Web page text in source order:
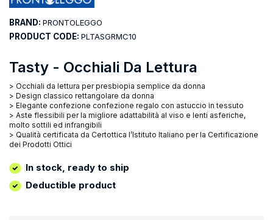
Tasty - Occhiali Da Lettura
> Occhiali da lettura per presbiopia semplice da donna
> Design classico rettangolare da donna
> Elegante confezione confezione regalo con astuccio in tessuto
> Aste flessibili per la migliore adattabilità al viso e lenti asferiche,
molto sottili ed infrangibili
> Qualità certificata da Certottica l’Istituto Italiano per la Certificazione
dei Prodotti Ottici
In stock, ready to ship
Deductible product
BRAND: PRONTOLEGGO
PRODUCT CODE: PLTASGRMC10